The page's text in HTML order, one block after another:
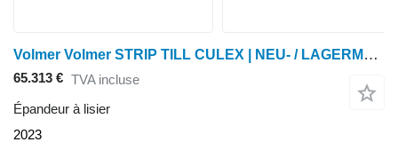
Volmer Volmer STRIP TILL CULEX | NEU- / LAGERMASCHINE
65.313 € TVA incluse
Épandeur à lisier
2023